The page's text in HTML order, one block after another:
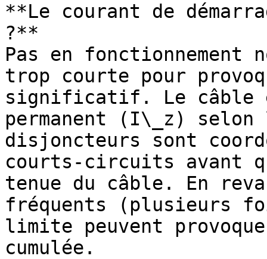
**Le courant de
?**
Pas en
trop courte pour
significatif. Le câble
permanent (I\_z)
disjoncteurs sont
courts-circuits avant
tenue du câble. En
fréquents (plusieurs
limite peuvent
cumulée.